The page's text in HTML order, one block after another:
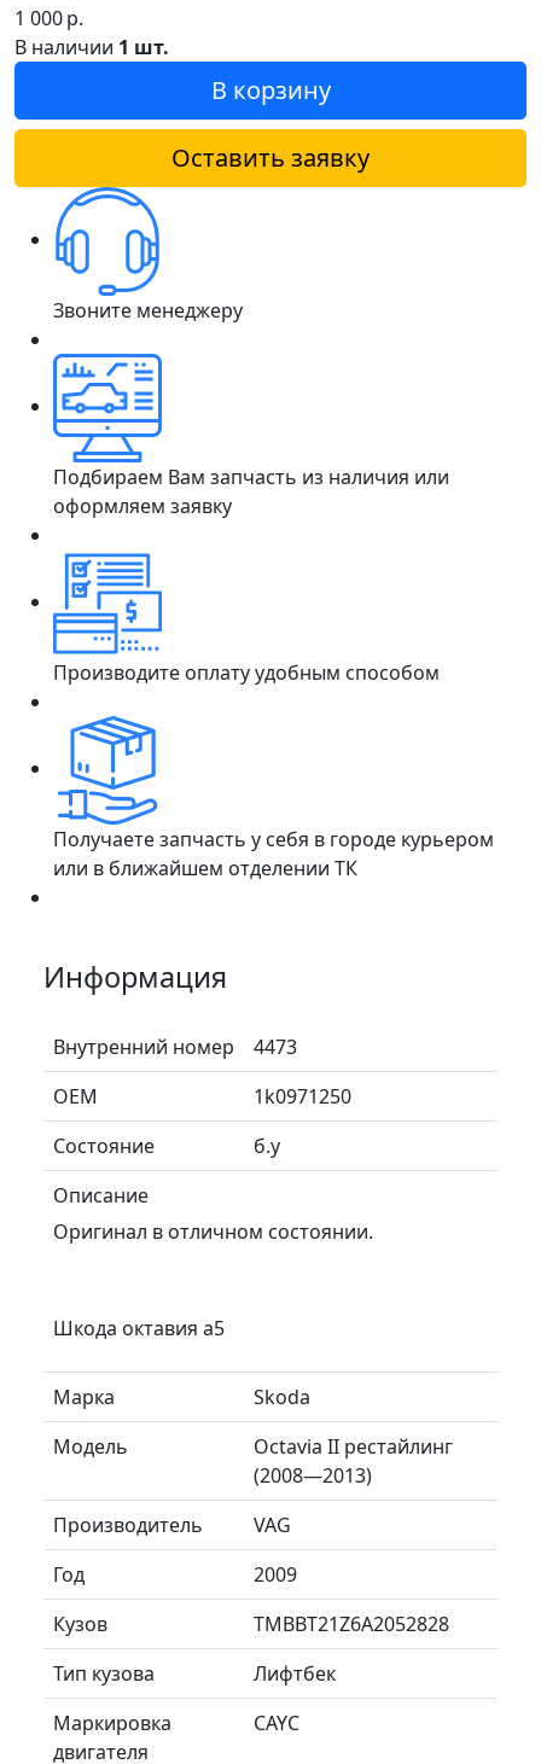
1 000р.
В наличии 1 шт.
В корзину
Оставить заявку
Звоните менеджеру
Подбираем Вам запчасть из наличия или
оформляем заявку
Производите оплату удобным способом
Получаете запчасть у себя в городе курьером
или в ближайшем отделении ТК
Информация
Внутренний номер
4473
ОЕМ
1k0971250
Состояние
б.у
Описание
Оригинал в отличном состоянии.
Шкода октавия а5
Марка
Skoda
Модель
Octavia II рестайлинг
(2008—2013)
Производитель
VAG
Год
2009
Кузов
TMBBT21Z6A2052828
Тип кузова
Лифтбек
Маркировка
двигателя
CAYC